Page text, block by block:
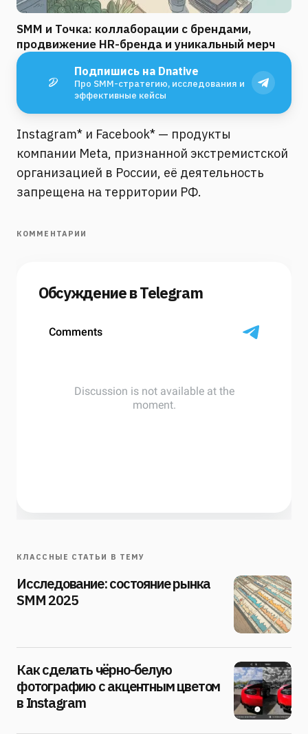
SMM и Точка: коллаборации с брендами,
продвижение HR-бренда и уникальный мерч
Подпишись на Dnative
Про SMM-стратегию, исследования и
эффективные кейсы
Instagram* и Facebook* — продукты
компании Meta, признанной экстремистской
организацией в России, её деятельность
запрещена на территории РФ.
КОММЕНТАРИИ
Обсуждение в Telegram
КЛАССНЫЕ СТАТЬИ В ТЕМУ
Исследование: состояние рынка
SMM 2025
Как сделать чёрно-белую
фотографию с акцентным цветом
в Instagram